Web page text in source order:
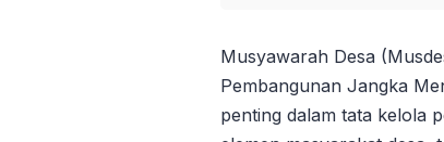
Musyawarah Desa
Pembangunan Jangka
penting dalam tata kelola